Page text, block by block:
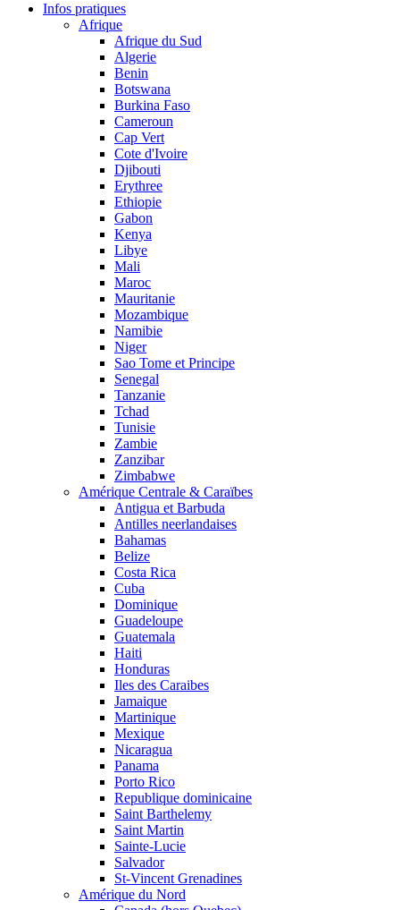
Infos pratiques
Afrique
Afrique du Sud
Algerie
Benin
Botswana
Burkina Faso
Cameroun
Cap Vert
Cote d'Ivoire
Djibouti
Erythree
Ethiopie
Gabon
Kenya
Libye
Mali
Maroc
Mauritanie
Mozambique
Namibie
Niger
Sao Tome et Principe
Senegal
Tanzanie
Tchad
Tunisie
Zambie
Zanzibar
Zimbabwe
Amérique Centrale & Caraïbes
Antigua et Barbuda
Antilles neerlandaises
Bahamas
Belize
Costa Rica
Cuba
Dominique
Guadeloupe
Guatemala
Haiti
Honduras
Iles des Caraibes
Jamaique
Martinique
Mexique
Nicaragua
Panama
Porto Rico
Republique dominicaine
Saint Barthelemy
Saint Martin
Sainte-Lucie
Salvador
St-Vincent Grenadines
Amérique du Nord